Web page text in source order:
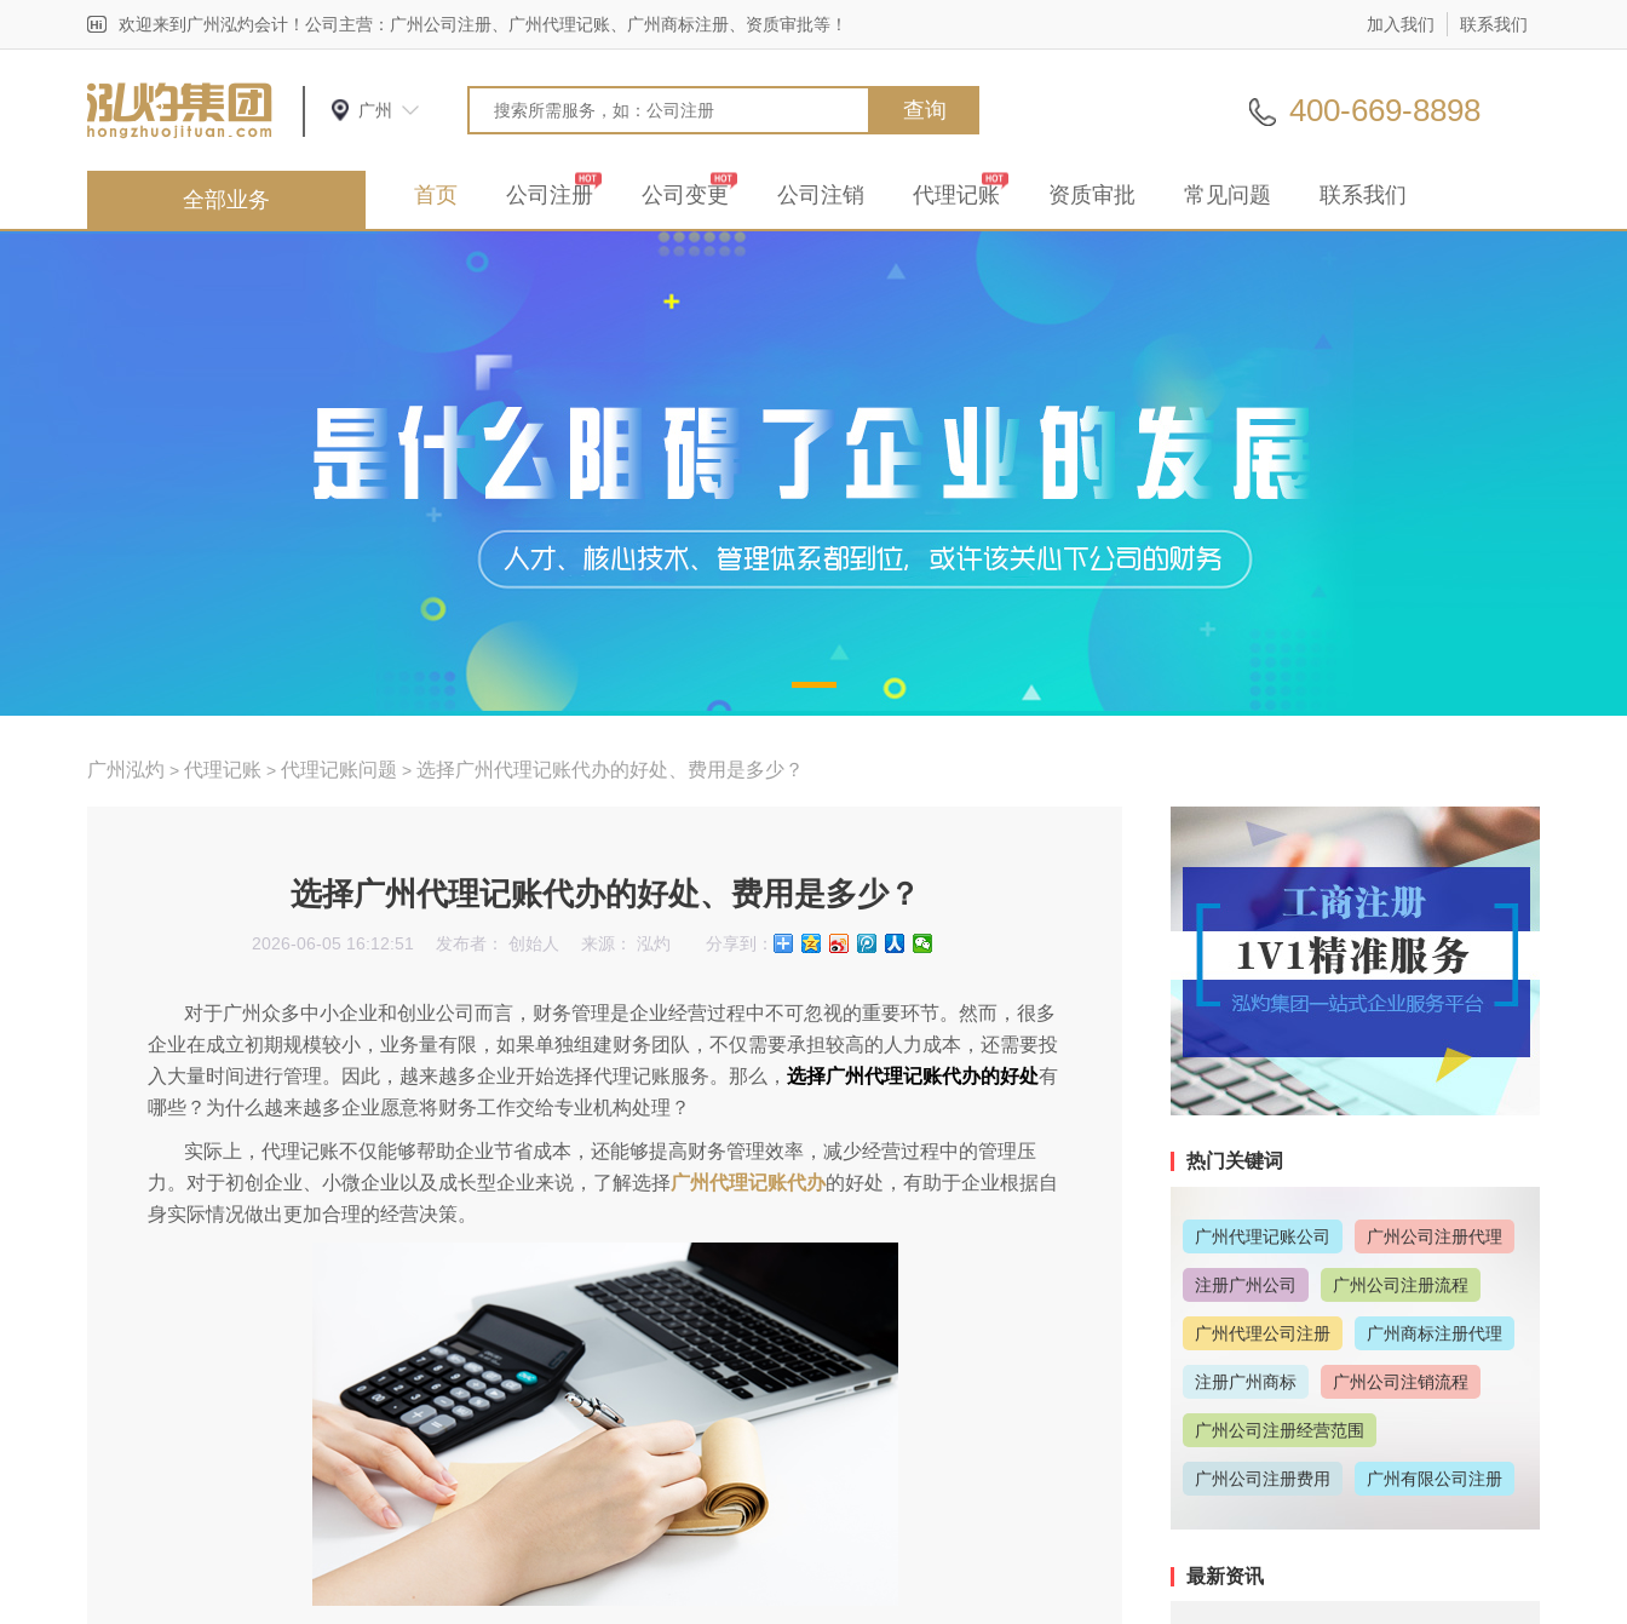
欢迎来到广州泓灼会计！公司主营：广州公司注册、广州代理记账、广州商标注册、资质审批等！ 加入我们 联系我们
广州 400-669-8898
查询
全部业务 首页 公司注册 公司变更 公司注销 代理记账 资质审批 常见问题 联系我们
广州泓灼 > 代理记账 > 代理记账问题 > 选择广州代理记账代办的好处、费用是多少？
选择广州代理记账代办的好处、费用是多少？
2026-06-05 16:12:51 发布者： 创始人 来源： 泓灼 分享到：
对于广州众多中小企业和创业公司而言，财务管理是企业经营过程中不可忽视的重要环节。然而，很多
企业在成立初期规模较小，业务量有限，如果单独组建财务团队，不仅需要承担较高的人力成本，还需要投
入大量时间进行管理。因此，越来越多企业开始选择代理记账服务。那么， 选择广州代理记账代办的好处有
哪些？为什么越来越多企业愿意将财务工作交给专业机构处理？
实际上，代理记账不仅能够帮助企业节省成本，还能够提高财务管理效率，减少经营过程中的管理压
力。对于初创企业、小微企业以及成长型企业来说，了解选择广州代理记账代办的好处，有助于企业根据自
身实际情况做出更加合理的经营决策。
热门关键词
广州代理记账公司 广州公司注册代理
注册广州公司 广州公司注册流程
广州代理公司注册 广州商标注册代理
注册广州商标 广州公司注销流程
广州公司注册经营范围
广州公司注册费用 广州有限公司注册
广州公司注册地址
广州代理记账收费情况
最新资讯